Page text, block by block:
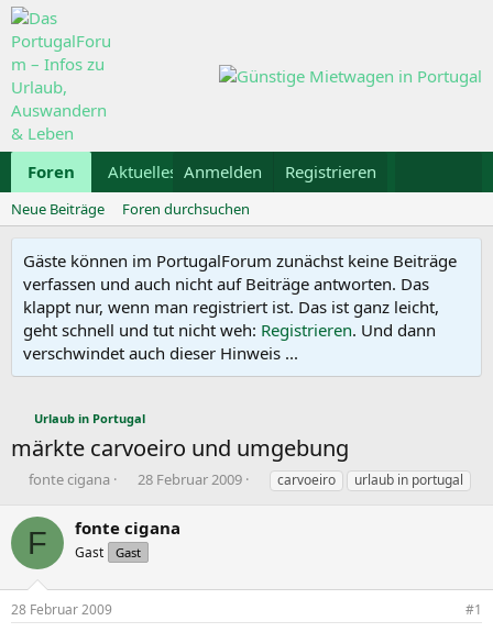
Foren Aktuelles Galerie Kalender
Anmelden Registrieren
Neue Beiträge Foren durchsuchen
Gäste können im PortugalForum zunächst keine Beiträge
verfassen und auch nicht auf Beiträge antworten. Das
klappt nur, wenn man registriert ist. Das ist ganz leicht,
geht schnell und tut nicht weh: Registrieren. Und dann
verschwindet auch dieser Hinweis ...
Urlaub in Portugal
märkte carvoeiro und umgebung
E
s
t
e
l
e
fonte cigana
E
s
t
e
l
28 Februar 2009
S
w
carvoeiro urlaub in portugal
F fonte cigana
Gast Gast
28 Februar 2009 #1